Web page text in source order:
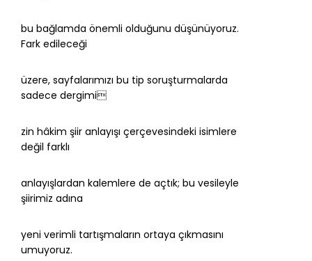
bu bağlamda önemli olduğunu düşünüyoruz.
Fark edileceği
üzere, sayfalarımızı bu tip soruşturmalarda
sadece dergimi
zin hâkim şiir anlayışı çerçevesindeki isimlere
değil farklı
anlayışlardan kalemlere de açtık; bu vesileyle
şiirimiz adına
yeni verimli tartışmaların ortaya çıkmasını
umuyoruz.